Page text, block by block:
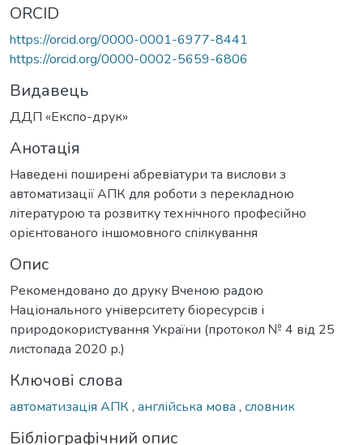
ORCID
https://orcid.org/0000-0001-6977-8441
https://orcid.org/0000-0002-5659-6806
Видавець
ДДП «Експо-друк»
Анотація
Наведені поширені абревіатури та вислови з
автоматизації АПК для роботи з перекладною
літературою та розвитку технічного професійно
орієнтованого іншомовного спілкування
Опис
Рекомендовано до друку Вченою радою
Національного університету біоресурсів і
природокористування України (протокол № 4 від 25
листопада 2020 р.)
Ключові слова
автоматизація АПК , англійська мова , словник
Бібліографічний опис